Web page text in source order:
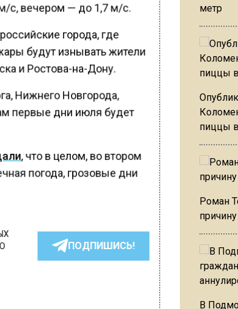
с, вечером — до 1,7 м/с.
города, где
будут изнывать жители
и Ростова-на-Дону.
Нижнего Новгорода,
первые дни июля будет
, что в целом, во втором
погода, грозовые дни
ПОДПИШИСЬ!
метр
пиццы
Роман
В